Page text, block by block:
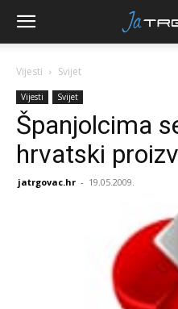
Vijesti Svijet
Vijesti Svijet
Španjolcima
hrvatski
jatrgovac.hr - 19.05.2009.